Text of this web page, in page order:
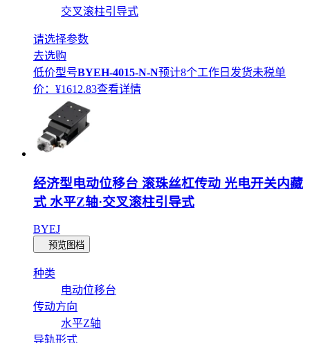
交叉滚柱引导式
请选择参数
去选购
低价型号BYEH-4015-N-N预计8个工作日发货未税单
价：¥1612.83查看详情
经济型电动位移台 滚珠丝杠传动 光电开关内藏
式 水平Z轴·交叉滚柱引导式
BYEJ
预览图档
种类
电动位移台
传动方向
水平Z轴
导轨形式